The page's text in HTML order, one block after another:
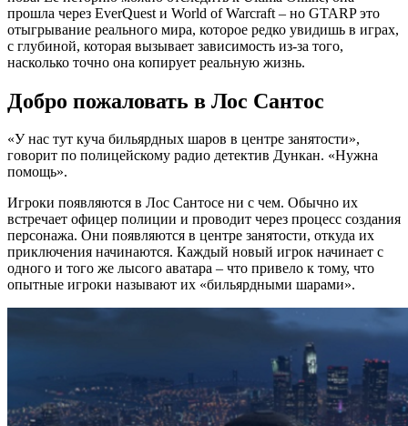
прошла через EverQuest и World of Warcraft – но GTARP это
отыгрывание реального мира, которое редко увидишь в играх,
с глубиной, которая вызывает зависимость из-за того,
насколько точно она копирует реальную жизнь.
Добро пожаловать в Лос Сантос
«У нас тут куча бильярдных шаров в центре занятости»,
говорит по полицейскому радио детектив Дункан. «Нужна
помощь».
Игроки появляются в Лос Сантосе ни с чем. Обычно их
встречает офицер полиции и проводит через процесс создания
персонажа. Они появляются в центре занятости, откуда их
приключения начинаются. Каждый новый игрок начинает с
одного и того же лысого аватара – что привело к тому, что
опытные игроки называют их «бильярдными шарами».